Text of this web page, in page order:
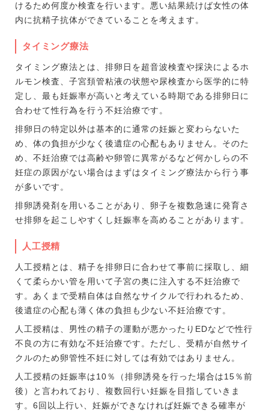
けるため何度か検査を行います。悪い結果続けば女性の体
内に抗精子抗体ができていることを考えます。
タイミング療法
タイミング療法とは、排卵日を超音波検査や採決によるホ
ルモン検査、子宮頚管粘液の状態や尿検査から医学的に特
定し、最も妊娠率が高いと考えている時期である排卵日に
合わせて性行為を行う不妊治療です。
排卵日の特定以外は基本的に通常の妊娠と変わらないた
め、体の負担が少なく後遺症の心配もありません。そのた
め、不妊治療では高齢や卵管に異常がるなど何かしらの不
妊症の原因がない場合はまずはタイミング療法から行う事
が多いです。
排卵誘発剤を用いることがあり、卵子を複数急速に発育さ
せ排卵を起こしやすくし妊娠率を高めることがあります。
人工授精
人工授精とは、精子を排卵日に合わせて事前に採取し、細
くて柔らかい管を用いて子宮の奥に注入する不妊治療で
す。あくまで受精自体は自然なサイクルで行われるため、
後遺症の心配も薄く体の負担も少ない不妊治療です。
人工授精は、男性の精子の運動が悪かったりEDなどで性行
不良の方に有効な不妊治療です。ただし、受精が自然サイ
クルのため卵管性不妊に対しては有効ではありません。
人工授精の妊娠率は10％（排卵誘発を行った場合は15％前
後）と言われており、複数回行い妊娠を目指していきま
す。6回以上行い、妊娠ができなければ妊娠できる確率が